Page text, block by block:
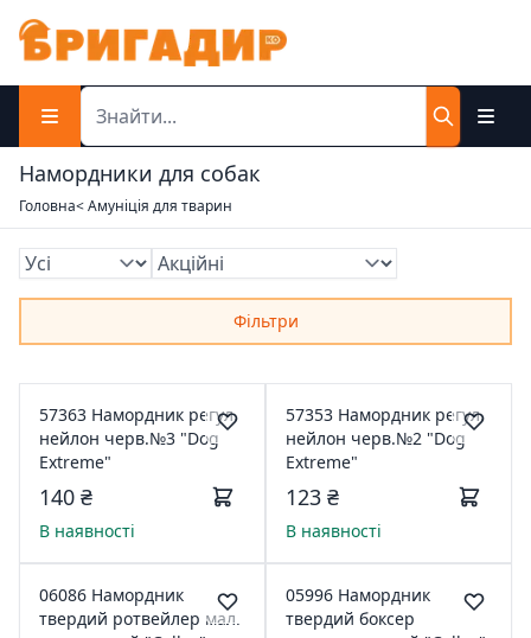
Намордники для собак
Головна< Амуніція для тварин
Фільтри
57363 Намордник регул.
нейлон черв.№3 "Dog
Extreme"
140 ₴
В наявності
57353 Намордник регул.
нейлон черв.№2 "Dog
Extreme"
123 ₴
В наявності
06086 Намордник
твердий ротвейлер мал.
05996 Намордник
твердий боксер